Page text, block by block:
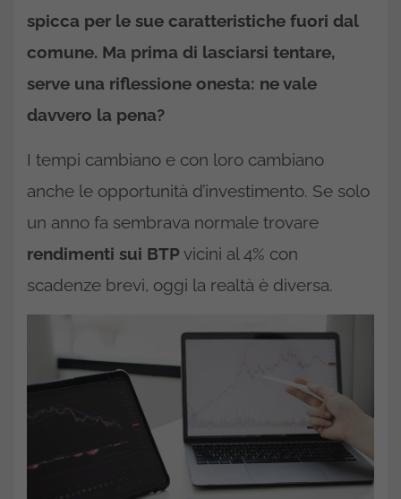
spicca per le sue caratteristiche fuori dal
comune. Ma prima di lasciarsi tentare,
serve una riflessione onesta: ne vale
davvero la pena?
I tempi cambiano e con loro cambiano
anche le opportunità d’investimento. Se solo
un anno fa sembrava normale trovare
rendimenti sui BTPvicini al 4% con
scadenze brevi, oggi la realtà è diversa.